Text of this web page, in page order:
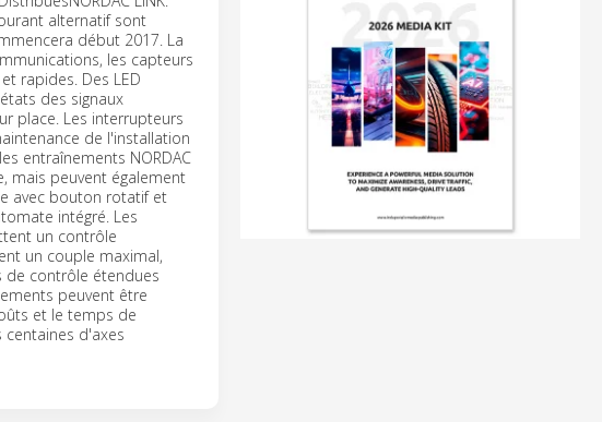
alternatif sont
début 2017. La
les capteurs
rapides. Des LED
des signaux
place. Les interrupteurs
de l'installation
entraînements NORDAC
mais peuvent également
avec bouton rotatif et
intégré. Les
un contrôle
un couple maximal,
de contrôle étendues
peuvent être
et le temps de
d'axes